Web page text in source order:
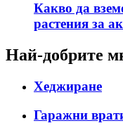
Какво да
растения за
Най-добрите
Хеджиране
Гаражни